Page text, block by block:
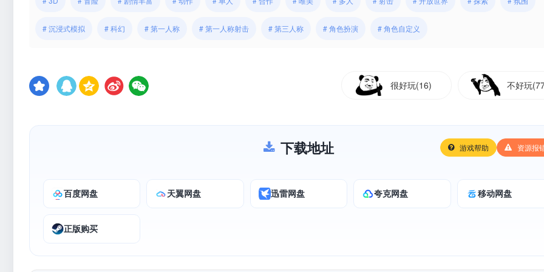
# 沉浸式模拟 # 科幻 # 第一人称 # 第一人称射击 # 第三人称 # 角色扮演 # 角色自定义
很好玩(16) 不好玩
下载地址 游戏帮助 资源报
百度网盘 天翼网盘 迅雷网盘 夸克网盘 移动网盘
正版购买